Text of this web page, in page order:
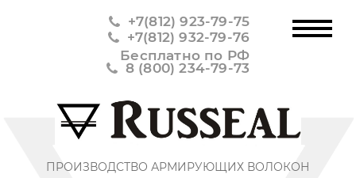
+7(812) 923-79-75
+7(812) 932-79-76
Бесплатно по РФ
8 (800) 234-79-73
ПРОИЗВОДСТВО АРМИРУЮЩИХ ВОЛОКОН